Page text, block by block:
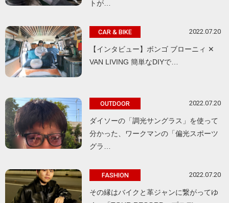
トが…
CAR & BIKE 2022.07.20
【インタビュー】ボンゴ ブローニィ ✕
VAN LIVING 簡単なDIYで…
OUTDOOR 2022.07.20
ダイソーの「調光サングラス」を使って
分かった、ワークマンの「偏光スポーツ
グラ…
FASHION 2022.07.20
その縁はバイクと革ジャンに繋がってゆ